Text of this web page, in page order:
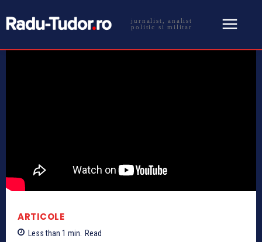
jurnalist, analist
politic si militar
ARTICOLE
Less than 1 min. Read